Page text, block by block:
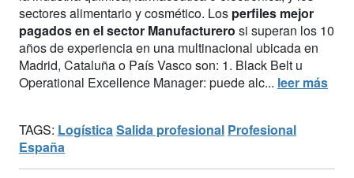
sectores alimentario y cosmético. Los perfiles mejor
pagados en el sector Manufacturero si superan los 10
años de experiencia en una multinacional ubicada en
Madrid, Cataluña o País Vasco son: 1. Black Belt u
Operational Excellence Manager: puede alc... leer más
TAGS: Logística Salida profesional Profesional
España